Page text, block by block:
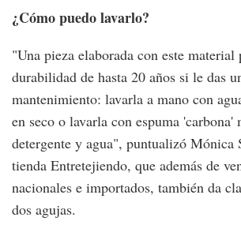
¿Cómo puedo lavarlo?
"Una pieza elaborada con este material
durabilidad de hasta 20 años si le das
mantenimiento: lavarla a mano con
en seco o lavarla con espuma 'carbona'
detergente y agua", puntualizó Mónica
tienda Entretejiendo, que además de
nacionales e importados, también da
dos agujas.